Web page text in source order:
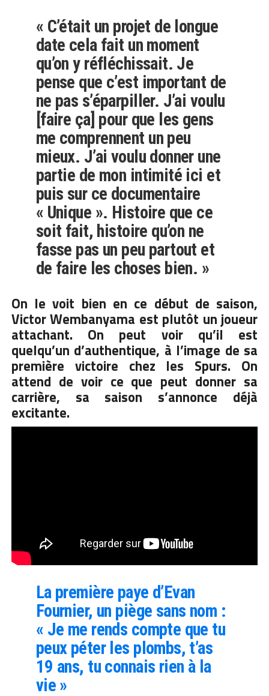
« C’était un projet de longue
date cela fait un moment
qu’on y réfléchissait. Je
pense que c’est important de
ne pas s’éparpiller. J’ai voulu
[faire ça] pour que les gens
me comprennent un peu
mieux. J’ai voulu donner une
partie de mon intimité ici et
puis sur ce documentaire
« Unique ». Histoire que ce
soit fait, histoire qu’on ne
fasse pas un peu partout et
de faire les choses bien. »
On le voit bien en ce début de saison,
Victor Wembanyama est plutôt un joueur
attachant. On peut voir qu’il est
quelqu’un d’authentique, à l’image de sa
première victoire chez les Spurs. On
attend de voir ce que peut donner sa
carrière, sa saison s’annonce déjà
excitante.
La première paye d’Evan
Fournier, un piège sans nom :
« Je me rends compte que tu
peux péter les plombs, t’as
19 ans, tu connais rien à la
vie »